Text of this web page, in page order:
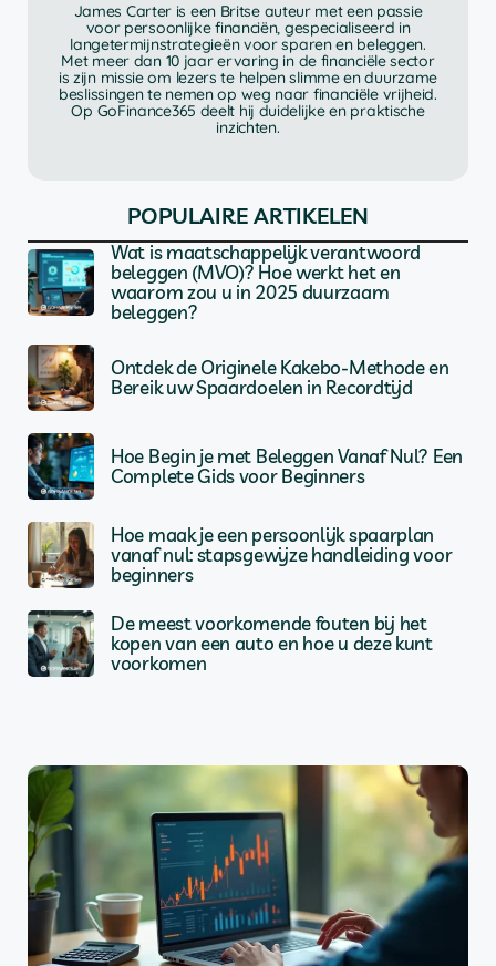
James Carter is een Britse auteur met een passie
voor persoonlijke financiën, gespecialiseerd in
langetermijnstrategieën voor sparen en beleggen.
Met meer dan 10 jaar ervaring in de financiële sector
is zijn missie om lezers te helpen slimme en duurzame
beslissingen te nemen op weg naar financiële vrijheid.
Op GoFinance365 deelt hij duidelijke en praktische
inzichten.
POPULAIRE ARTIKELEN
Wat is maatschappelijk verantwoord
beleggen (MVO)? Hoe werkt het en
waarom zou u in 2025 duurzaam
beleggen?
Ontdek de Originele Kakebo-Methode en
Bereik uw Spaardoelen in Recordtijd
Hoe Begin je met Beleggen Vanaf Nul? Een
Complete Gids voor Beginners
Hoe maak je een persoonlijk spaarplan
vanaf nul: stapsgewijze handleiding voor
beginners
De meest voorkomende fouten bij het
kopen van een auto en hoe u deze kunt
voorkomen